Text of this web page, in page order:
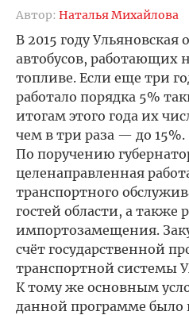
Автор: Наталья Михайлова
В 2015 году Ульяновская
автобусов, работающих
топливе. Если еще три
работало порядка 5%
итогам этого года их
чем в три раза — до 15%.
По поручению
целенаправленная
транспортного
гостей области, а
импортозамещения.
счёт государственной
транспортной системы
К тому же основным
данной программе было